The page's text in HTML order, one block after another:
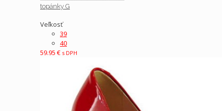
topánky G
Veľkosť
39
40
59.95 € s DPH